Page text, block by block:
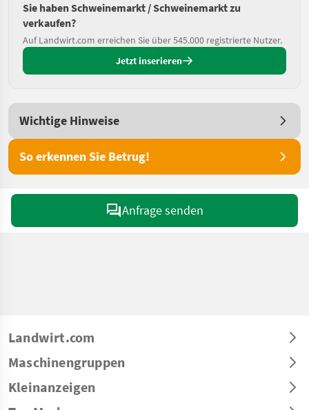
Sie haben Schweinemarkt / Schweinemarkt zu
verkaufen?
Auf Landwirt.com erreichen Sie über 545.000 registrierte Nutzer.
Jetzt inserieren
Wichtige Hinweise
So erkennen Sie Betrug!
Anfrage senden
Landwirt.com
Maschinengruppen
Kleinanzeigen